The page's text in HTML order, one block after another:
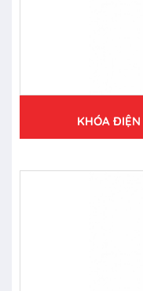
KHÓA ĐIỆN